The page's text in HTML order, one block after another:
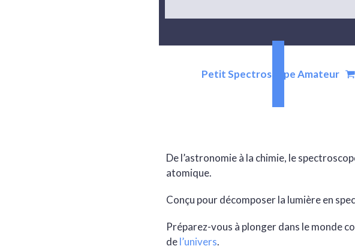
Petit Spectroscope Amateur
De l’astronomie à la chimie, le
atomique.
Conçu pour décomposer la lumière en
Préparez-vous à plonger dans le monde
del’univers.